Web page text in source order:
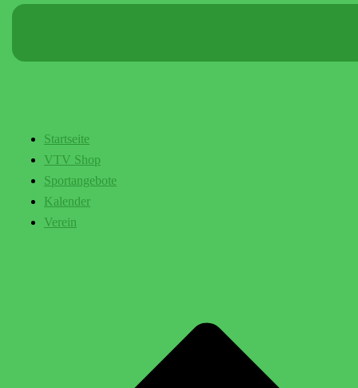
Startseite
VTV Shop
Sportangebote
Kalender
Verein